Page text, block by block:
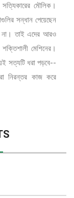
মৌলিক।
সন্ধান পেয়েছেন
তাই এদের আরও
মেশিনের।
সত্যটি ধরা পড়বে--
নিরন্তর কাজ করে